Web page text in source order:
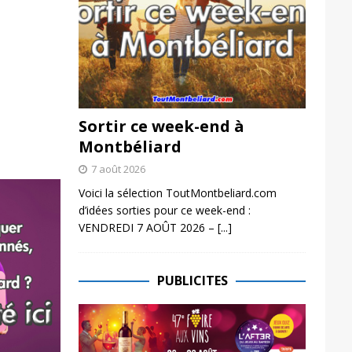
Sortir ce week-end à
Montbéliard
7 août 2026
Voici la sélection ToutMontbeliard.com
d’idées sorties pour ce week-end :
VENDREDI 7 AOÛT 2026 – [...]
PUBLICITES